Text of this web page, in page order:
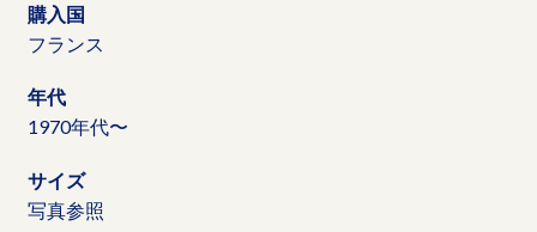
購入国
フランス
年代
1970年代〜
サイズ
写真参照